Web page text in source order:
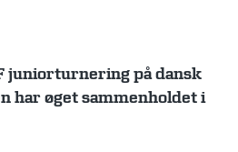
juniorturnering på dansk
har øget sammenholdet i